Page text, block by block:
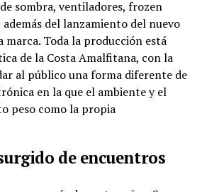
sombra, ventiladores, frozen
del lanzamiento del nuevo
marca. Toda la producción está
de la Costa Amalfitana, con la
al público una forma diferente de
en la que el ambiente y el
peso como la propia
de encuentros